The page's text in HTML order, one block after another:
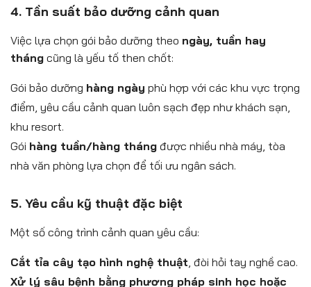
4. Tần suất bảo dưỡng cảnh quan
Việc lựa chọn gói bảo dưỡng theo ngày, tuần hay
tháng cũng là yếu tố then chốt:
Gói bảo dưỡng hàng ngày phù hợp với các khu vực trọng
điểm, yêu cầu cảnh quan luôn sạch đẹp như khách sạn,
khu resort.
Gói hàng tuần/hàng tháng được nhiều nhà máy, tòa
nhà văn phòng lựa chọn để tối ưu ngân sách.
5. Yêu cầu kỹ thuật đặc biệt
Một số công trình cảnh quan yêu cầu:
Cắt tỉa cây tạo hình nghệ thuật, đòi hỏi tay nghề cao.
Xử lý sâu bệnh bằng phương pháp sinh học hoặc